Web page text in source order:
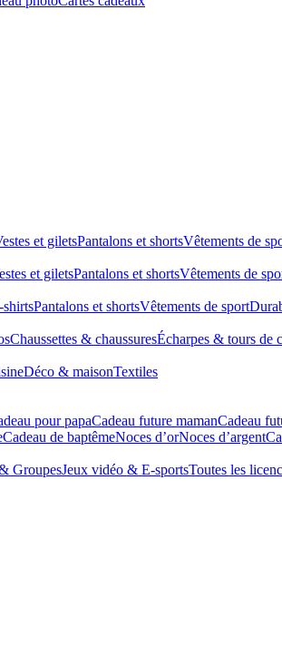
et giletsPantalons et shortsVêtements de
et giletsPantalons et shortsVêtements de
shirtsPantalons et shortsVêtements de sport
Chaussettes & chaussuresÉcharpes & tours de
Déco & maisonTextiles
pour papaCadeau future mamanCadeau
Cadeau de baptêmeNoces d’orNoces d’argent
GroupesJeux vidéo & E-sportsToutes les